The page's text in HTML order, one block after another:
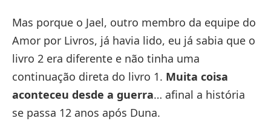
Mas porque o Jael, outro membro da equipe do
Amor por Livros, já havia lido, eu já sabia que o
livro 2 era diferente e não tinha uma
continuação direta do livro 1. Muita coisa
aconteceu desde a guerra… afinal a história
se passa 12 anos após Duna.